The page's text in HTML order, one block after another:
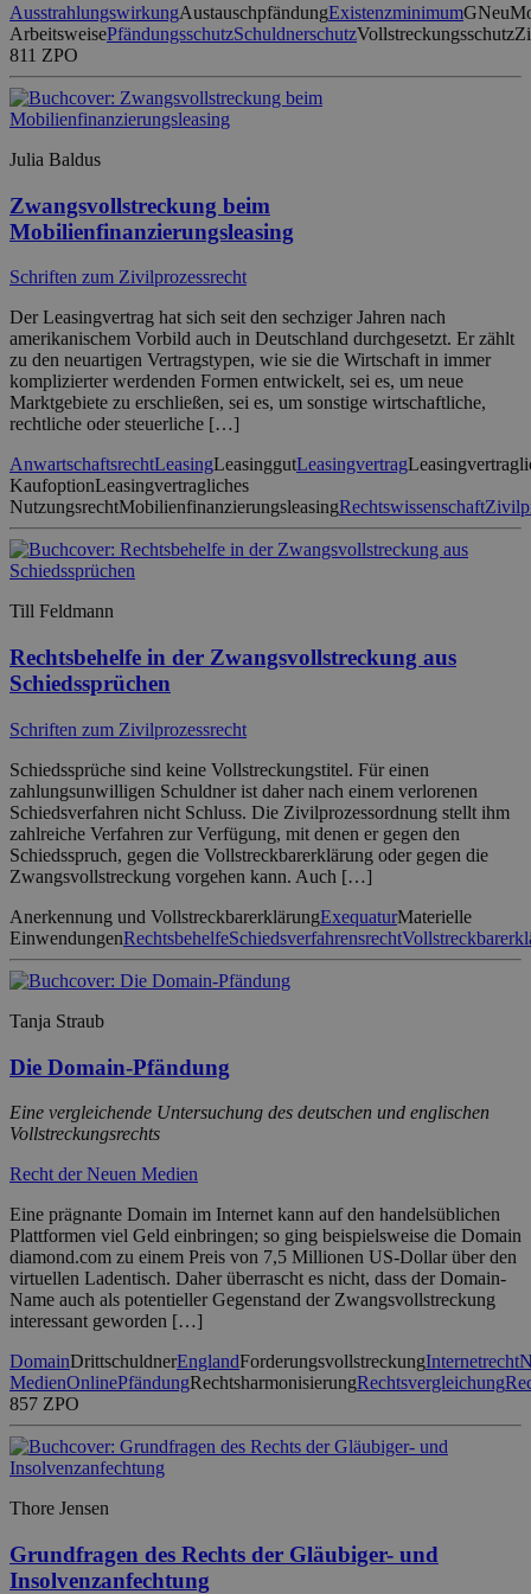
AusstrahlungswirkungAustauschpfändungExistenzminimum
ArbeitsweisePfändungsschutzSchuldnerschutzVollstreckungsschutz
811 ZPO
Julia Baldus
Zwangsvollstreckung beim
Mobilienfinanzierungsleasing
Schriften zum Zivilprozessrecht
Der Leasingvertrag hat sich seit den sechziger Jahren nach
amerikanischem Vorbild auch in Deutschland durchgesetzt. Er zählt
zu den neuartigen Vertragstypen, wie sie die Wirtschaft in immer
komplizierter werdenden Formen entwickelt, sei es, um neue
Marktgebiete zu erschließen, sei es, um sonstige wirtschaftliche,
rechtliche oder steuerliche […]
AnwartschaftsrechtLeasingLeasinggutLeasingvertrag
KaufoptionLeasingvertragliches
NutzungsrechtMobilienfinanzierungsleasingRechtswissenschaft
Till Feldmann
Rechtsbehelfe in der Zwangsvollstreckung aus
Schiedssprüchen
Schriften zum Zivilprozessrecht
Schiedssprüche sind keine Vollstreckungstitel. Für einen
zahlungsunwilligen Schuldner ist daher nach einem verlorenen
Schiedsverfahren nicht Schluss. Die Zivilprozessordnung stellt ihm
zahlreiche Verfahren zur Verfügung, mit denen er gegen den
Schiedsspruch, gegen die Vollstreckbarerklärung oder gegen die
Zwangsvollstreckung vorgehen kann. Auch […]
Anerkennung und VollstreckbarerklärungExequaturMaterielle
EinwendungenRechtsbehelfeSchiedsverfahrensrecht
Tanja Straub
Die Domain-Pfändung
Eine vergleichende Untersuchung des deutschen und englischen
Vollstreckungsrechts
Recht der Neuen Medien
Eine prägnante Domain im Internet kann auf den handelsüblichen
Plattformen viel Geld einbringen; so ging beispielsweise die Domain
diamond.com zu einem Preis von 7,5 Millionen US-Dollar über den
virtuellen Ladentisch. Daher überrascht es nicht, dass der Domain-
Name auch als potentieller Gegenstand der Zwangsvollstreckung
interessant geworden […]
DomainDrittschuldnerEnglandForderungsvollstreckungInternetrecht
MedienOnlinePfändungRechtsharmonisierungRechtsvergleichung
857 ZPO
Thore Jensen
Grundfragen des Rechts der Gläubiger- und
Insolvenzanfechtung